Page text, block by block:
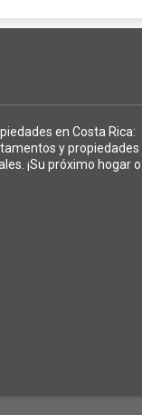
en Costa Rica:
y propiedades
¡Su próximo hogar